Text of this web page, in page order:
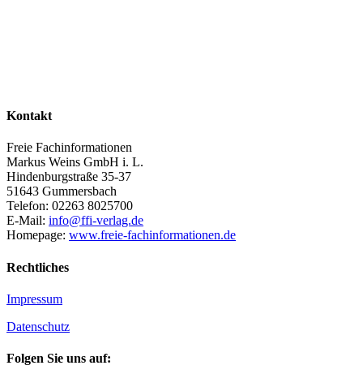
Kontakt
Freie Fachinformationen
Markus Weins GmbH i. L.
Hindenburgstraße 35-37
51643 Gummersbach
Telefon: 02263 8025700
E-Mail: info@ffi-verlag.de
Homepage: www.freie-fachinformationen.de
Rechtliches
Impressum
Datenschutz
Folgen Sie uns auf: